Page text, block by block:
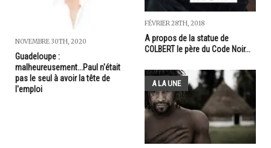
NOVEMBRE 30TH, 2020
Guadeloupe :
malheureusement...Paul n'était
pas le seul à avoir la tête de
l'emploi
FÉVRIER 28TH, 2018
A propos de la statue de
COLBERT le père du Code Noir...
A LA UNE